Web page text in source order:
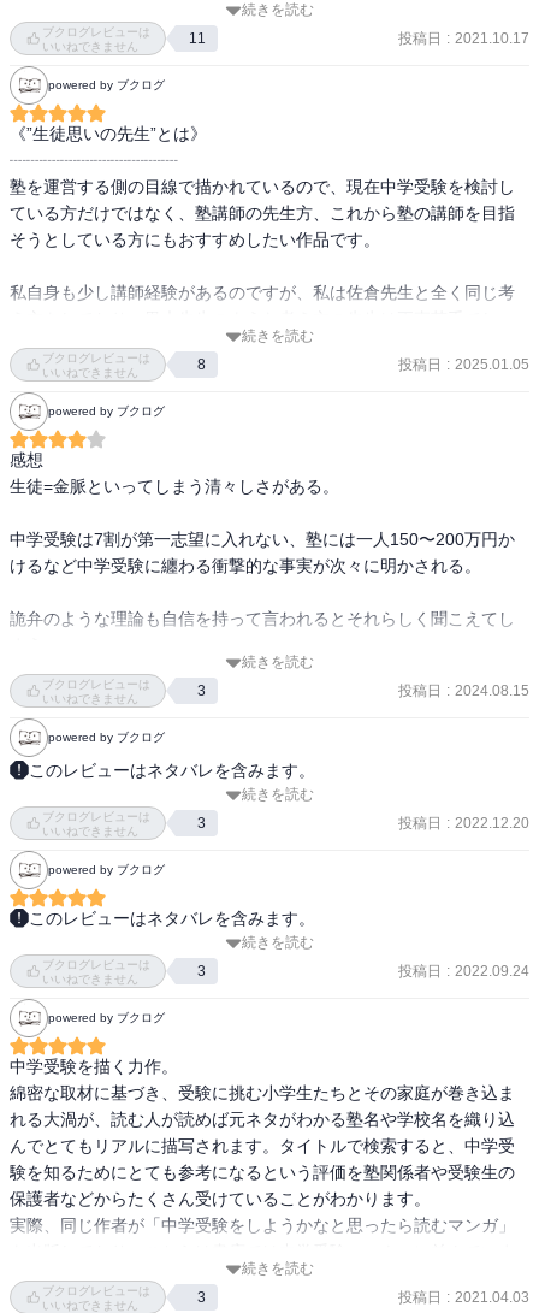
ンガ、ンガンガ。（面白かった）ンガンガンガ、ンガ。（校長が真
面目な顔でンガと言うのが面白かった。）原始人のことばなんだと
か。ンガ。（よくわからない・・・）
続きを読む
ブクログレビューは
いいねできません
11 投稿日 : 2021.10.17
powered by ブクログ
《”生徒思いの先生”とは》
┈┈┈┈┈┈┈┈┈┈
塾を運営する側の目線で描かれているので、現在中学受験を検討し
ている方だけではなく、塾講師の先生方、これから塾の講師を目指
そうとしている方にもおすすめしたい作品です。
私自身も少し講師経験があるのですが、私は佐倉先生と全く同じ考
た。でも、こちらを読んで、「先生と一緒に頑張ろうね！」と励ま
すのが「良い先生」とは限らないのだと気付かされました。
モチベーションを上げる方法についてもっと勉強したり、黒木先生
のように目線を変えて生徒のやる気を上げられないか考えてみたり
したいなと思いました。
続きを読む
ブクログレビューは
いいねできません
8 投稿日 : 2025.01.05
powered by ブクログ
感想
生徒=金脈といってしまう清々しさがある。
中学受験は7割が第一志望に入れない、塾には一人150〜200万円か
けるなど中学受験に纏わる衝撃的な事実が次々に明かされる。
詭弁のような理論も自信を持って言われるとそれらしく聞こえてし
あらすじ
中学受験のための桜花ゼミナールに王手のフェニックスから黒木蔵
人が新しい校長としてやってくる。
彼は、生徒を金脈と言い、スポンサーである親を口説き落として、
入塾させる。
最下位クラスはお客さんなので何もしなくて良いという黒木の方針
に反して佐倉は空回りするが、塾を辞めさせないために黒木がフォ
続きを読む
ブクログレビューは
いいねできません
3 投稿日 : 2024.08.15
powered by ブクログ
このレビューはネタバレを含みます。
2020年の大学受験改革を目前に、激変する中学受験界に現れたのは
生徒を第一志望校に絶対合格させる最強最悪の塾講師・黒木蔵人！
受験の神様か、拝金の悪魔か？ 早期受験が一般化する昨今、もっと
も熱い中学受験の隠された裏側、合格への戦略を圧倒的なリアリテ
ィーでえぐりだす衝撃の問題作！
・‥…━━━☆・‥…━━━☆・‥…━━━☆
感想は最終巻にまとめて記載予定です。
続きを読む
ブクログレビューは
いいねできません
3 投稿日 : 2022.12.20
powered by ブクログ
このレビューはネタバレを含みます。
中学受験塾が舞台、塾講師が主人公のマンガです。
自分自身が大手塾に通塾して中学受験を経験していること、勤務校
が私立中学（受験の対象校）であることなどから、とても身近なテ
ーマです。
絵も丁寧に描かれていますし、「なつかしさ」半分、「（受験生や
保護者に対しての声掛けの）勉強」半分、ということで、楽しく読
み進められそうです。
続きを読む
ブクログレビューは
いいねできません
3 投稿日 : 2022.09.24
powered by ブクログ
中学受験を描く力作。
綿密な取材に基づき、受験に挑む小学生たちとその家庭が巻き込ま
れる大渦が、読む人が読めば元ネタがわかる塾名や学校名を織り込
んでとてもリアルに描写されます。タイトルで検索すると、中学受
験を知るためにとても参考になるという評価を塾関係者や受験生の
保護者などからたくさん受けていることがわかります。
実際、同じ作者が「中学受験をしようかなと思ったら読むマンガ」
す。
続きを読む
ブクログレビューは
いいねできません
3 投稿日 : 2021.04.03